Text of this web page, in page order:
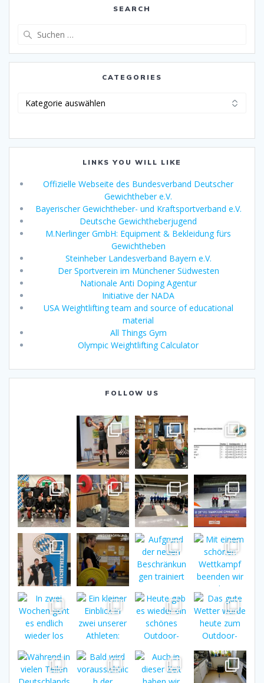
SEARCH
CATEGORIES
LINKS YOU WILL LIKE
Offizielle Webseite des Bundesverband Deutscher
Gewichtheber e.V.
Bayerischer Gewichtheber- und Kraftsportverband e.V.
Deutsche Gewichtheberjugend
M.Nerlinger GmbH: Equipment & Bekleidung fürs
Gewichtheben
Steinheber Landesverband Bayern e.V.
Der Sportverein im Münchener Südwesten
Nationale Anti Doping Agentur
Initiative der NADA
USA Weightlifting team and source of educational
material
All Things Gym
Olympic Weightlifting Calculator
FOLLOW US